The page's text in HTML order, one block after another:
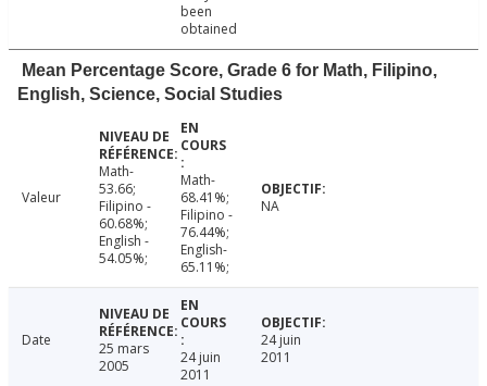
been
obtained
Mean Percentage Score, Grade 6 for Math, Filipino,
English, Science, Social Studies
Valeur
Math-
53.66;
Filipino -
60.68%;
English -
54.05%;
Math-
68.41%;
Filipino -
76.44%;
English-
65.11%;
NA
Date
25 mars
2005
24 juin
2011
24 juin
2011